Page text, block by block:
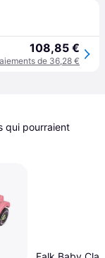
108,85 €
de 36,28 €
qui pourraient